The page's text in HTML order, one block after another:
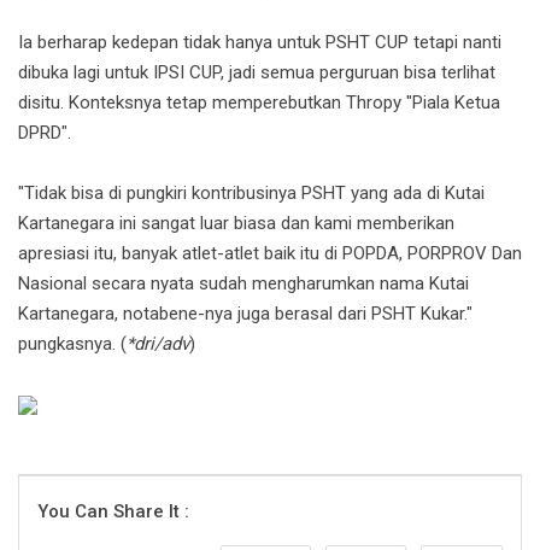
Ia berharap kedepan tidak hanya untuk PSHT CUP tetapi nanti
dibuka lagi untuk IPSI CUP, jadi semua perguruan bisa terlihat
disitu. Konteksnya tetap memperebutkan Thropy "Piala Ketua
DPRD".
"Tidak bisa di pungkiri kontribusinya PSHT yang ada di Kutai
Kartanegara ini sangat luar biasa dan kami memberikan
apresiasi itu, banyak atlet-atlet baik itu di POPDA, PORPROV Dan
Nasional secara nyata sudah mengharumkan nama Kutai
Kartanegara, notabene-nya juga berasal dari PSHT Kukar."
pungkasnya. (*dri/adv)
You Can Share It :